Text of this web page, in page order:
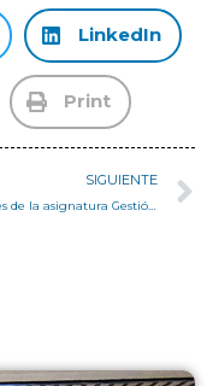
LinkedIn
Print
SIGUIENTE
Estudiantes de la asignatura Gestión Territorial de Casa Central conocieron experiencia real de planificación territorial aplicada a la comuna de Rauco, Región del Maule